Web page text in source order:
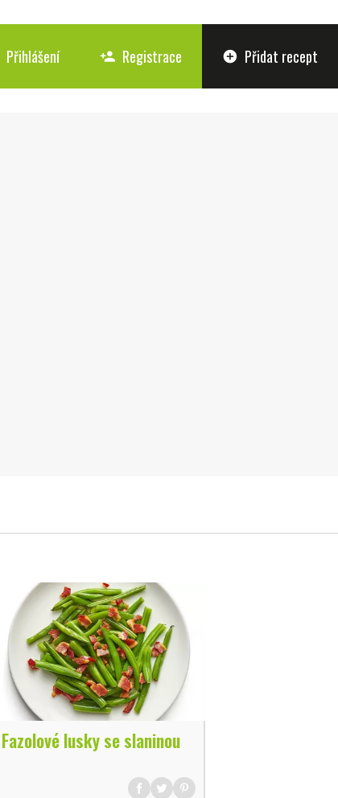
Přihlášení person_add Registrace add_circle Přidat recept
Fazolové lusky se slaninou